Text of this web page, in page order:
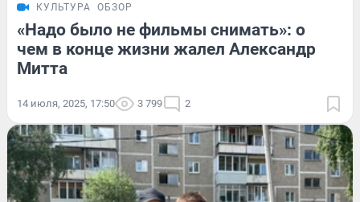
КУЛЬТУРА ОБЗОР
«Надо было не фильмы снимать»: о
чем в конце жизни жалел Александр
Митта
14 июля, 2025, 17:50 3 799 2